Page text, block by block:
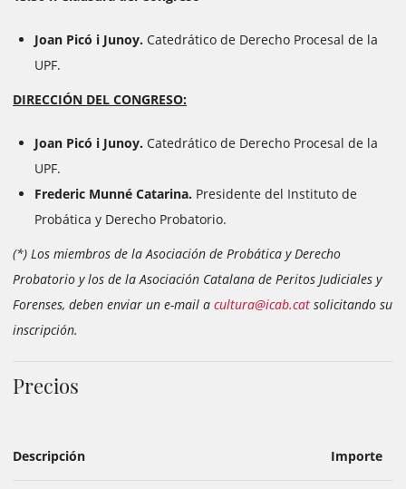
Joan Picó i Junoy. Catedrático de Derecho Procesal de la
UPF.
DIRECCIÓN DEL CONGRESO:
Joan Picó i Junoy. Catedrático de Derecho Procesal de la
UPF.
Frederic Munné Catarina. Presidente del Instituto de
Probática y Derecho Probatorio.
(*) Los miembros de la Asociación de Probática y Derecho
Probatorio y los de la Asociación Catalana de Peritos Judiciales y
Forenses, deben enviar un e-mail a cultura@icab.cat solicitando su
inscripción.
Precios
Descripción Importe